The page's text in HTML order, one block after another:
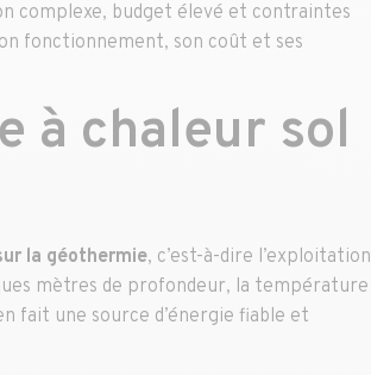
complexe, budget élevé et contraintes
fonctionnement, son coût et ses
à chaleur sol
la géothermie, c’est-à-dire l’exploitation
mètres de profondeur, la température
fait une source d’énergie fiable et